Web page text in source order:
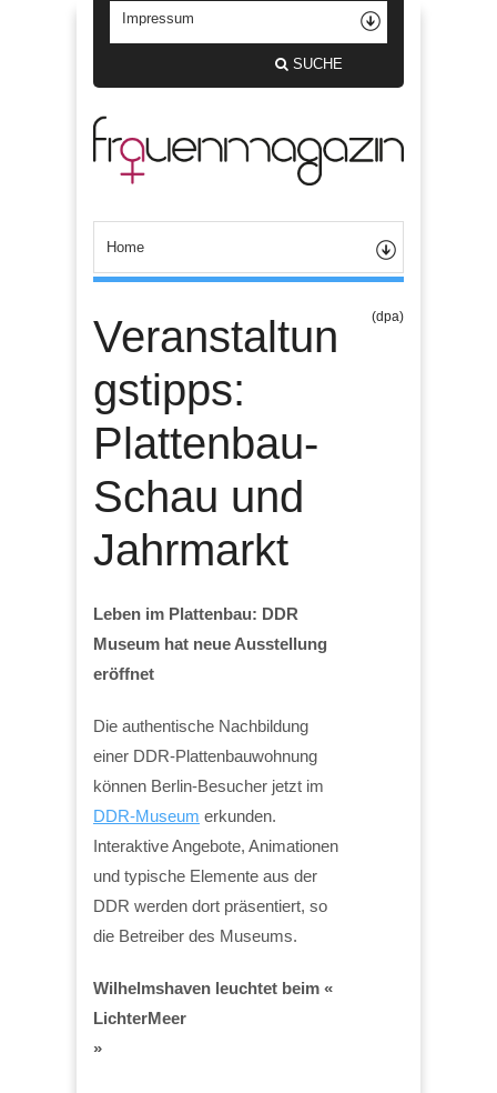
SUCHE
Veranstaltun
gstipps:
Plattenbau-
Schau und
Jahrmarkt
(dpa)
Leben im Plattenbau: DDR
Museum hat neue Ausstellung
eröffnet
Die authentische Nachbildung
einer DDR-Plattenbauwohnung
können Berlin-Besucher jetzt im
DDR-Museum erkunden.
Interaktive Angebote, Animationen
und typische Elemente aus der
DDR werden dort präsentiert, so
die Betreiber des Museums.
Wilhelmshaven leuchtet beim «
LichterMeer
»